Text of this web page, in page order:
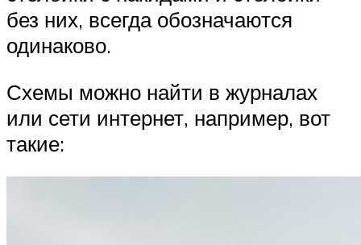
без них, всегда обозначаются
одинаково.
Схемы можно найти в журналах
или сети интернет, например, вот
такие: